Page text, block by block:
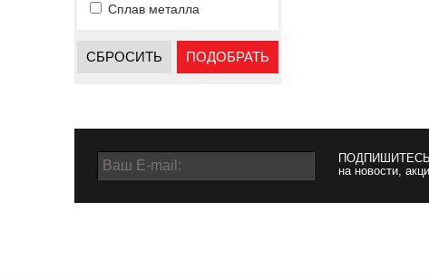
Сплав металла
СБРОСИТЬ ПОДОБРАТЬ
ПОДПИШИТЕСЬ
на новости,